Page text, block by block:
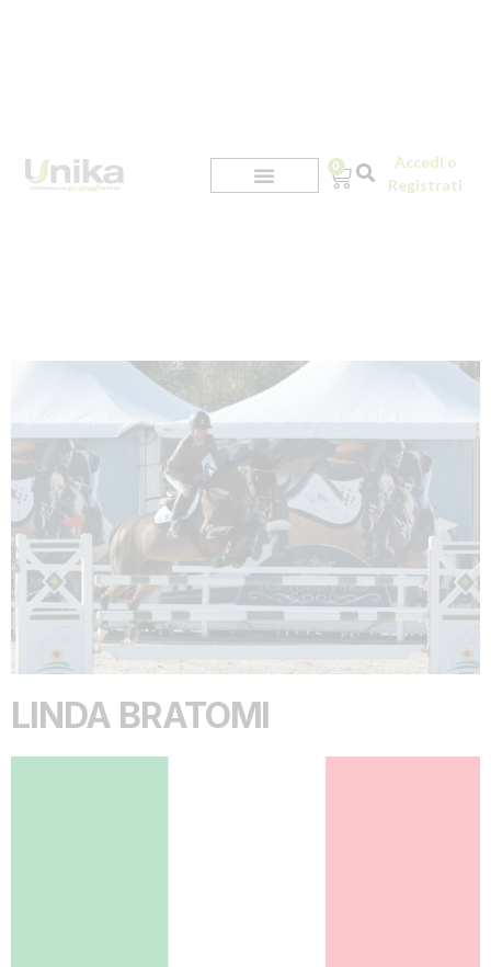
0
Accedi o
Registrati
LINDA BRATOMI